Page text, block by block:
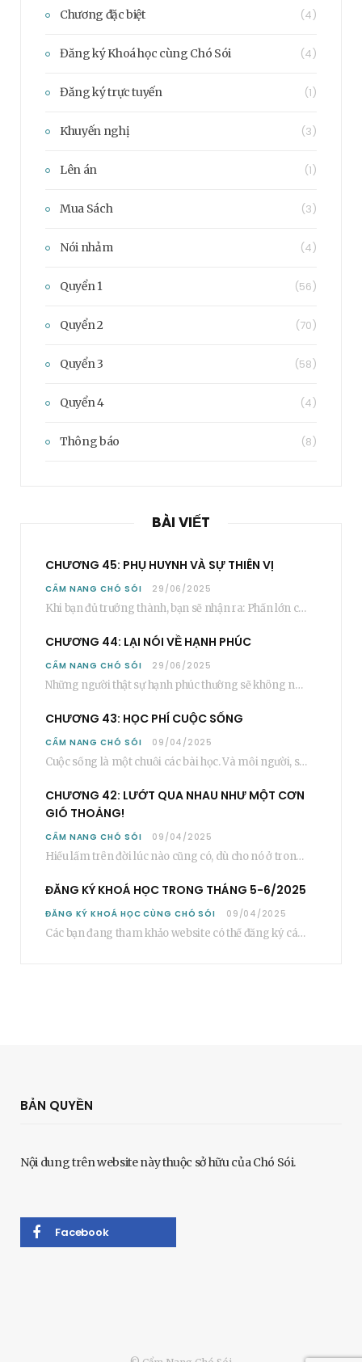
Chương đặc biệt (4)
Đăng ký Khoá học cùng Chó Sói (4)
Đăng ký trực tuyến (1)
Khuyến nghị (3)
Lên án (1)
Mua Sách (3)
Nói nhảm (4)
Quyển 1 (56)
Quyển 2 (70)
Quyển 3 (58)
Quyển 4 (4)
Thông báo (8)
BÀI VIẾT
CHƯƠNG 45: PHỤ HUYNH VÀ SỰ THIÊN VỊ
CẨM NANG CHÓ SÓI 29/06/2025
Khi bạn đủ trưởng thành, bạn sẽ nhận ra: Phần lớn các bậc phụ huynh…
CHƯƠNG 44: LẠI NÓI VỀ HẠNH PHÚC
CẨM NANG CHÓ SÓI 29/06/2025
Những người thật sự hạnh phúc thường sẽ không nói cụ thể rằng bạn “phải”…
CHƯƠNG 43: HỌC PHÍ CUỘC SỐNG
CẨM NANG CHÓ SÓI 09/04/2025
Cuộc sống là một chuỗi các bài học. Và mỗi người, sẽ phải học rất…
CHƯƠNG 42: LƯỚT QUA NHAU NHƯ MỘT CƠN
GIÓ THOẢNG!
CẨM NANG CHÓ SÓI 09/04/2025
Hiểu lầm trên đời lúc nào cũng có, dù cho nó ở trong một mối…
ĐĂNG KÝ KHOÁ HỌC TRONG THÁNG 5-6/2025
ĐĂNG KÝ KHOÁ HỌC CÙNG CHÓ SÓI 09/04/2025
Các bạn đang tham khảo website có thể đăng ký các khoá học cơ bản…
BẢN QUYỀN
Nội dung trên website này thuộc sở hữu của Chó Sói.
Facebook